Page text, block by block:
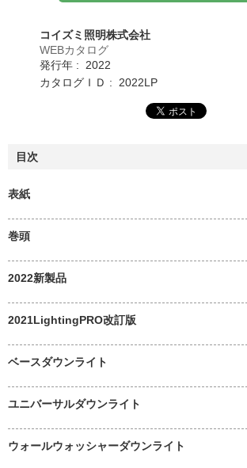
コイズミ照明株式会社
WEBカタログ
発行年 : 2022
カタログＩＤ : 2022LP
目次
表紙
巻頭
2022新製品
2021LightingPRO改訂版
ベースダウンライト
ユニバーサルダウンライト
ウォールウォッシャーダウンライト